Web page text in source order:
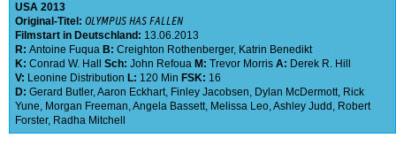
USA 2013
Original-Titel: OLYMPUS HAS FALLEN
Filmstart in Deutschland: 13.06.2013
R: Antoine Fuqua B: Creighton Rothenberger, Katrin Benedikt
K: Conrad W. Hall Sch: John Refoua M: Trevor Morris A: Derek R. Hill
V: Leonine Distribution L: 120 Min FSK: 16
D: Gerard Butler,Aaron Eckhart, Finley Jacobsen, Dylan McDermott, Rick
Yune, Morgan Freeman,Angela Bassett, Melissa Leo,Ashley Judd , Robert
Forster, Radha Mitchell